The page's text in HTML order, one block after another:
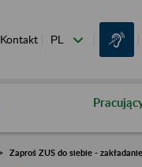
Kontakt
Zaproś ZUS do siebie -